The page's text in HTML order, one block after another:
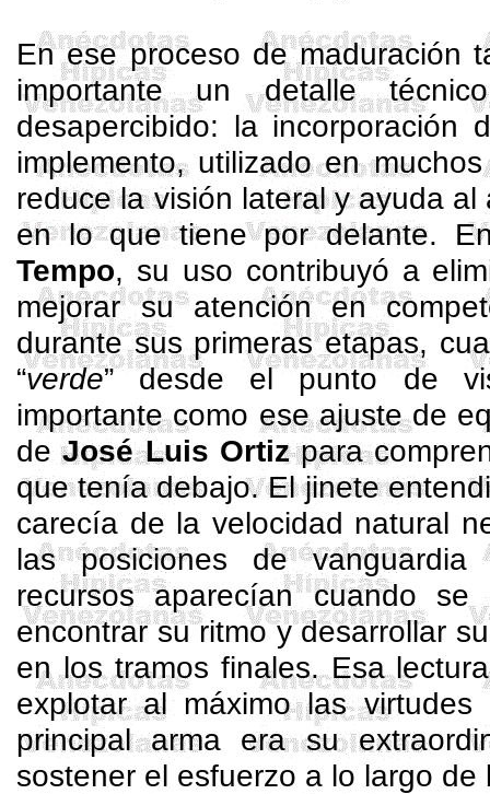
En ese proceso de maduración
importante un detalle
desapercibido: la incorporación
implemento, utilizado en
reduce la visión lateral y ayuda
en lo que tiene por delante.
Tempo, su uso contribuyó a
mejorar su atención en
durante sus primeras etapas,
“verde” desde el punto de
importante como ese ajuste de
deJosé Luis Ortizpara
que tenía debajo. El jinete
carecía de la velocidad natural
las posiciones de
recursos aparecían cuando se
encontrar su ritmo y desarrollar
en los tramos finales. Esa
explotar al máximo las
principal arma era su
sostener el esfuerzo a lo largo de